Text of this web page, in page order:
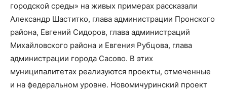
городской среды» на живых примерах рассказали
Александр Шаститко, глава администрации Пронского
района, Евгений Сидоров, глава администраций
Михайловского района и Евгения Рубцова, глава
администрации города Сасово. В этих
муниципалитетах реализуются проекты, отмеченные
и на федеральном уровне. Новомичуринский проект